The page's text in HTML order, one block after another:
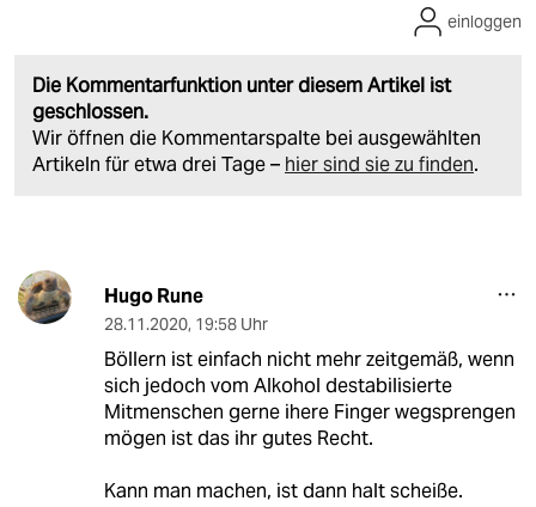
Die Kommentarfunktion unter diesem Artikel ist
geschlossen.
Wir öffnen die Kommentarspalte bei ausgewählten
Artikeln für etwa drei Tage – hier sind sie zu finden.
einloggen
Hugo Rune
28.11.2020, 19:58 Uhr
Böllern ist einfach nicht mehr zeitgemäß, wenn
sich jedoch vom Alkohol destabilisierte
Mitmenschen gerne ihere Finger wegsprengen
mögen ist das ihr gutes Recht.
Kann man machen, ist dann halt scheiße.